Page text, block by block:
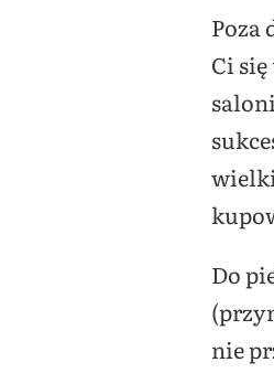
Poza
Ci
Do
nie